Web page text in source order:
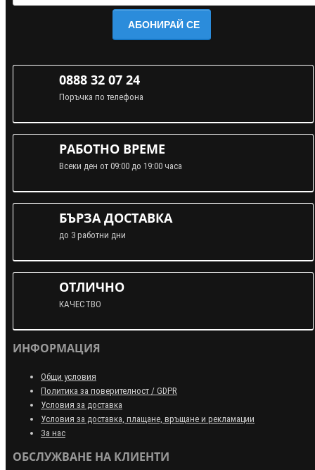
АБОНИРАЙ СЕ
0888 32 07 24
Поръчка по телефона
РАБОТНО ВРЕМЕ
Всеки ден от 09:00 до 19:00 часа
БЪРЗА ДОСТАВКА
до 3 работни дни
ОТЛИЧНО
КАЧЕСТВО
ИНФОРМАЦИЯ
Общи условия
Политика за поверителност / GDPR
Условия за доставка
Условия за доставка, плащане, връщане и рекламации
За нас
ОБСЛУЖВАНЕ НА КЛИЕНТИ